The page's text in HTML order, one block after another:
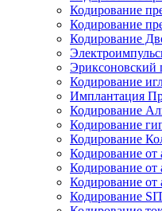
Кодирование
Кодирование
Кодирование
Эриксоновский
Кодирование
Имплантация
Кодирование
Кодирование
Кодирование
Кодирование от
Кодирование от
Кодирование от
Кодирование